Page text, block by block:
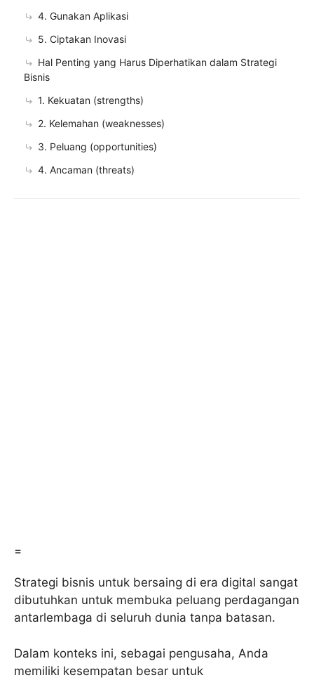
=
Strategi bisnis untuk bersaing di era digital sangat
dibutuhkan untuk membuka peluang perdagangan
antarlembaga di seluruh dunia tanpa batasan.
Dalam konteks ini, sebagai pengusaha, Anda
memiliki kesempatan besar untuk
4. Gunakan Aplikasi
5. Ciptakan Inovasi
Hal Penting yang Harus Diperhatikan dalam Strategi
Bisnis
1. Kekuatan (strengths)
2. Kelemahan (weaknesses)
3. Peluang (opportunities)
4. Ancaman (threats)